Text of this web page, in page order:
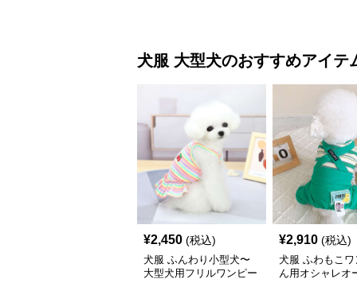
犬服 大型犬のおすすめアイテ
¥2,450 (税込)
犬服 ふんわり小型犬〜
大型犬用フリルワンピー
¥2,910 (税込)
犬服 ふわもこワ
ん用オシャレオ